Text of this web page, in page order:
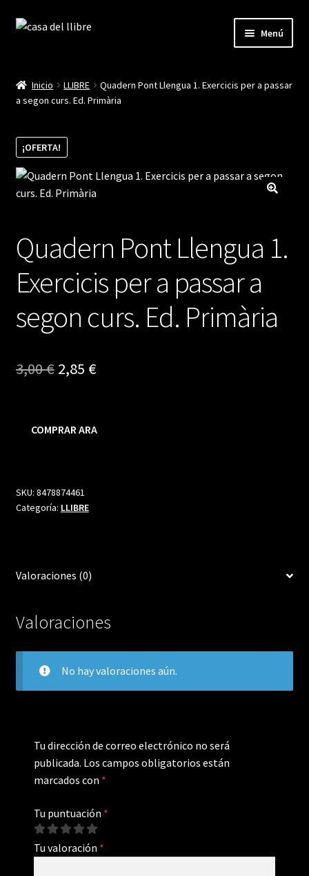
Ir
navegación
Ir
Menú
Blog
Cistella
Finalitzar compra
Inicio LLIBRE
Quadern Pont Llengua 1. Exercicis per a passar
a segon curs. Ed. Primària
¡OFERTA!
Quadern Pont Llengua 1.
Exercicis per a passar a
segon curs. Ed. Primària
3,00€ El
2,85 €El
COMPRAR ARA
SKU: 8478874461
Categoría: LLIBRE
Valoraciones (0)
Valoraciones
No hay valoraciones aún.
Tu dirección de correo electrónico no será
publicada. Los campos obligatorios están
marcados con *
Tu puntuación *
Tu valoración *